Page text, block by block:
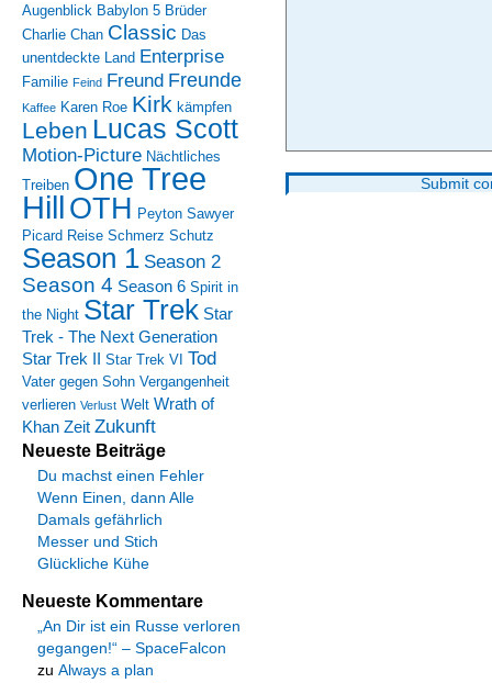
Augenblick Babylon 5 Brüder
Charlie Chan Classic Das
unentdeckte Land Enterprise
Familie Feind Freund Freunde
Kaffee Karen Roe Kirk kämpfen
Leben Lucas Scott
Motion-Picture Nächtliches
Treiben One Tree
Hill OTH Peyton Sawyer
Picard Reise Schmerz Schutz
Season 1 Season 2
Season 4 Season 6 Spirit in
the Night Star Trek Star
Trek - The Next Generation
Star Trek II Star Trek VI Tod
Vater gegen Sohn Vergangenheit
verlieren Verlust Welt Wrath of
Khan Zeit Zukunft
Neueste Beiträge
Du machst einen Fehler
Wenn Einen, dann Alle
Damals gefährlich
Messer und Stich
Glückliche Kühe
Neueste Kommentare
„An Dir ist ein Russe verloren
gegangen!“ – SpaceFalcon
zu Always a plan